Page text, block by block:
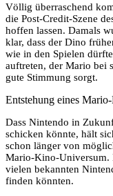
Völlig überraschend
die Post-Credit-Szene
hoffen lassen. Damals
klar, dass der Dino
wie in den Spielen
auftreten, der Mario bei
gute Stimmung sorgt.
Entstehung eines
Dass Nintendo in
schicken könnte, hält
schon länger von
Mario-Kino-Universum.
vielen bekannten
finden könnten.